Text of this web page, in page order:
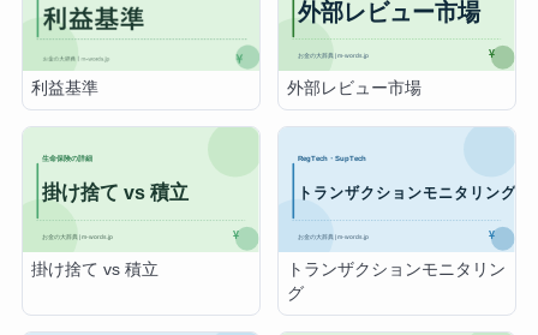
利益基準 外部レビュー市場
掛け捨て vs 積立
トランザクションモニタリン
グ